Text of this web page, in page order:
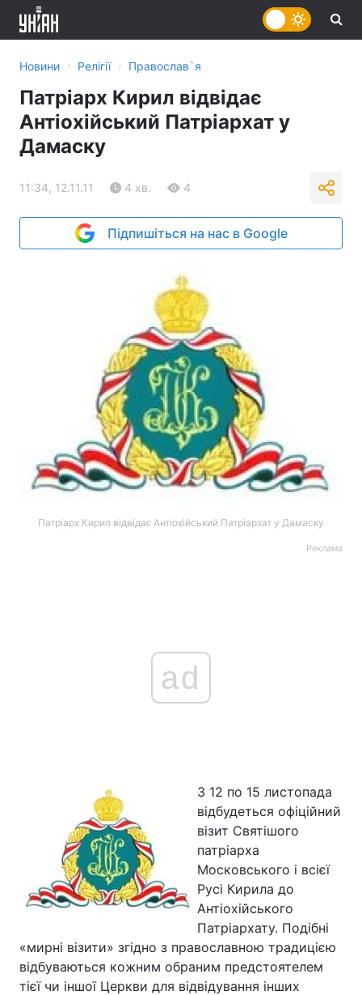
Війна
Україна Політика
Економіка Світ
Спорт Наука
Лайт
Зброя Інциденти
Новини › Релігії › Православ`я
Патріарх Кирил відвідає
Антіохійський Патріархат у
Дамаску
11:34, 12.11.11 4 хв. 4
Підпишіться на нас в Google
Патріарх Кирил відвідає Антіохійський Патріархат у Дамаску
Реклама
ad
З 12 по 15 листопада
відбудеться офіційний
візит Святішого
патріарха
Московського і всієї
Русі Кирила до
Антіохійського
Патріархату. Подібні
«мирні візити» згідно з православною традицією
відбуваються кожним обраним предстоятелем
тієї чи іншої Церкви для відвідування інших